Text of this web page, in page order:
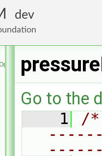
dev
Foundation
Go to the
    1
/